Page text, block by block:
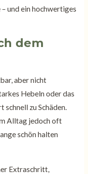
und ein hochwertiges
dem
aber nicht
Hebeln oder das
zu Schäden.
Alltag jedoch oft
schön halten
Extraschritt,